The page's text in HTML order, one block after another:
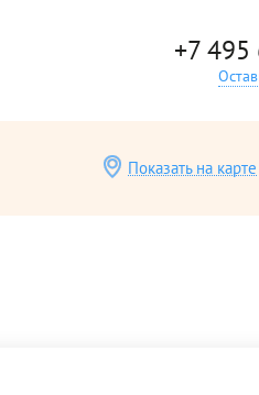
+7
Показать на карте